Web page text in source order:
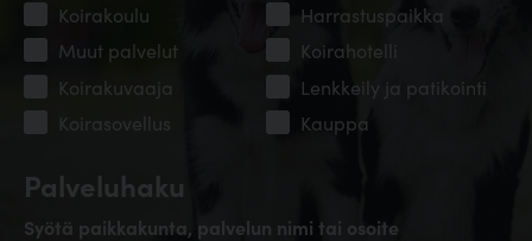
Palveluhaku
Syötä paikkakunta, palvelun nimi tai osoite
Koirakoulu
Harrastuspaikka
Muut palvelut
Koirahotelli
Koirakuvaaja
Lenkkeily ja patikointi
Koirasovellus
Kauppa